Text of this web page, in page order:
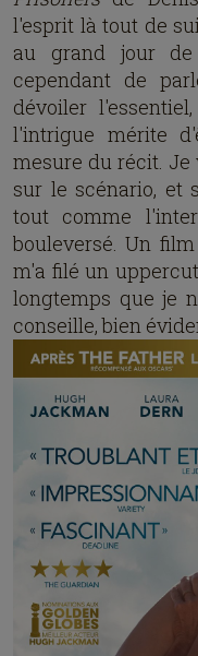
l'esprit là tout de
au grand jour de
cependant de
dévoiler
l'intrigue mérite
mesure du récit. Je
sur le scénario, et
tout comme
bouleversé. Un
m'a filé un
longtemps que je
conseille, bien